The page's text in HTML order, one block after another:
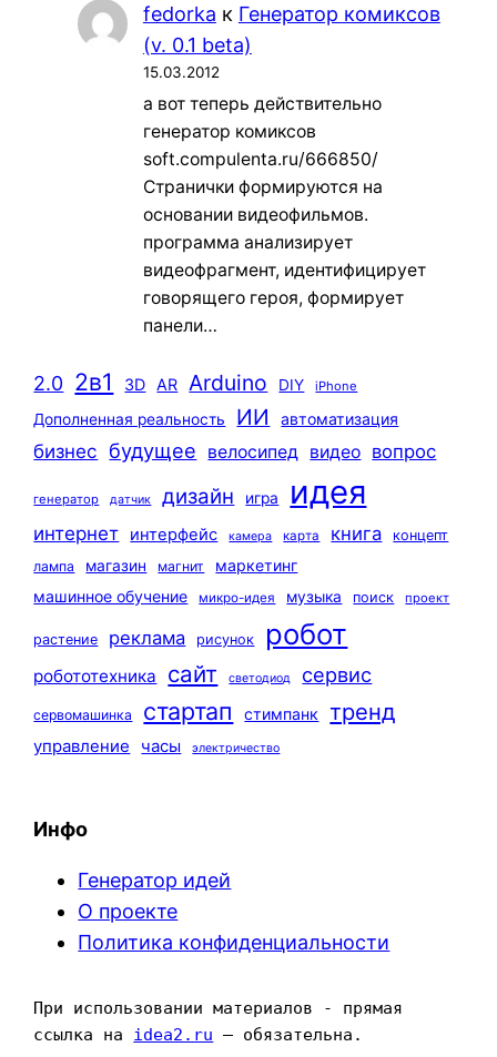
fedorka к Генератор комиксов
(v. 0.1 beta)
15.03.2012
а вот теперь действительно
генератор комиксов
soft.compulenta.ru/666850/
Странички формируются на
основании видеофильмов.
программа анализирует
видеофрагмент, идентифицирует
говорящего героя, формирует
панели…
2.0 2в1 3D AR Arduino DIY iPhone
Дополненная реальность ИИ автоматизация
бизнес будущее велосипед видео вопрос
генератор датчик дизайн игра идея
интернет интерфейс камера карта книга
концепт
лампа
магазин магнит
маркетинг
машинное обучение
микро-идея музыка поиск проект
растение реклама рисунок робот
робототехника сайт светодиод сервис
сервомашинка стартап стимпанк тренд
управление часы электричество
Инфо
Генератор идей
О проекте
Политика конфиденциальности
При использовании материалов - прямая
ссылка на idea2.ru — обязательна.